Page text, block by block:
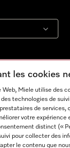
des données
les cookies
Miele utilise des
technologies de
de
votre
distinct («
pour collecter des
le contenu que